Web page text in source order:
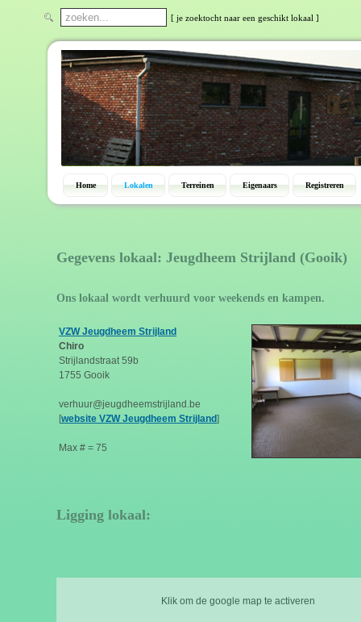
[ je zoektocht naar een geschikt lokaal ]
Home Lokalen Terreinen Eigenaars Registreren
Gegevens lokaal: Jeugdheem Strijland (Gooik)
Ons lokaal wordt verhuurd voor weekends en kampen.
VZW Jeugdheem Strijland
Chiro
Strijlandstraat 59b
1755 Gooik
verhuur@jeugdheemstrijland.be
[website VZW Jeugdheem Strijland]
Max # = 75
Ligging lokaal:
Klik om de google map te activeren